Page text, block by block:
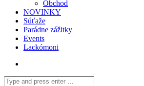
Obchod
NOVINKY
Súťaže
Parádne zážitky
Events
Lackómoni